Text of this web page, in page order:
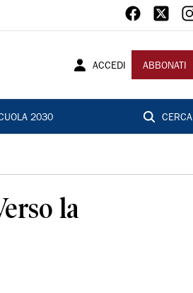
ACCEDI ABBONATI
2030 CERCA
la